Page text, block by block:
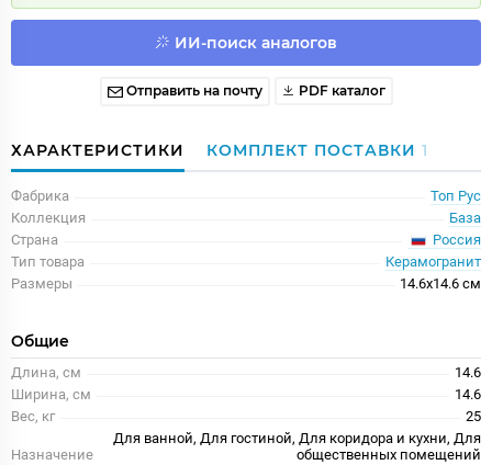
ИИ-поиск аналогов
Отправить на почту PDF каталог
ХАРАКТЕРИСТИКИ КОМПЛЕКТ ПОСТАВКИ 1
Фабрика
Топ Рус
Коллекция
База
Страна
Россия
Тип товара
Керамогранит
Размеры
14.6x14.6 см
Общие
Длина, см
14.6
Ширина, см
14.6
Вес, кг
25
Назначение
Для ванной, Для гостиной, Для коридора и кухни, Для
общественных помещений